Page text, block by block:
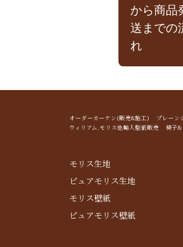
から商品
送までの
れ
オーダーカーテン(販売&施工) プレー
ウィリアム.モリス他輸入壁紙販売 椅子
モリス生地
ピュアモリス生地
モリス壁紙
ピュアモリス壁紙